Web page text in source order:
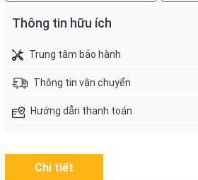
Thông tin hữu ích
Trung tâm bảo hành
Thông tin vận chuyển
Hướng dẫn thanh toán
Chi tiết